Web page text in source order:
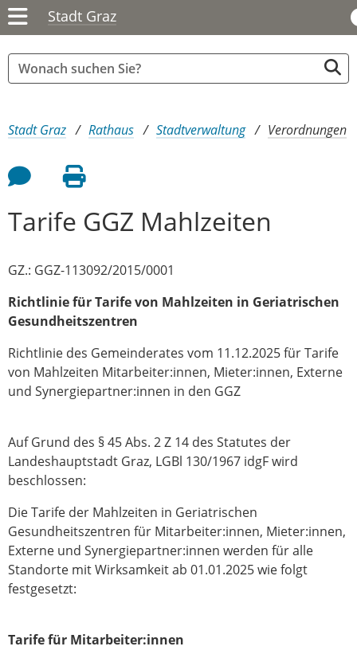
Stadt Graz
Sie sind hier:
Stadt Graz Rathaus Stadtverwaltung Verordnungen
Feedback an Autor
Seite drucken
Tarife GGZ Mahlzeiten
GZ.: GGZ-113092/2015/0001
Richtlinie fürTarife von Mahlzeiten in Geriatrischen
Gesundheitszentren
Richtlinie des Gemeinderates vom 11.12.2025 für Tarife
von Mahlzeiten Mitarbeiter:innen, Mieter:innen, Externe
und Synergiepartner:innen in den GGZ
Auf Grund des § 45 Abs. 2 Z 14 des Statutes der
Landeshauptstadt Graz, LGBl 130/1967 idgF wird
beschlossen:
Die Tarife der Mahlzeiten in Geriatrischen
Gesundheitszentren für Mitarbeiter:innen, Mieter:innen,
Externe und Synergiepartner:innen werden für alle
Standorte mit Wirksamkeit ab 01.01.2025 wie folgt
festgesetzt:
Tarife für Mitarbeiter:innen